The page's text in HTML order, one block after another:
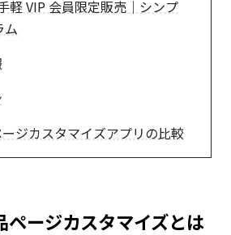
軽 VIP 会員限定販売｜シンプ
ム
ジカスタマイズアプリの比較
ージカスタマイズとは